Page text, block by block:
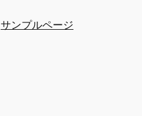
サンプルページ